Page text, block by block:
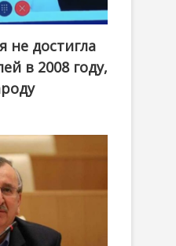
не достигла
в 2008 году,